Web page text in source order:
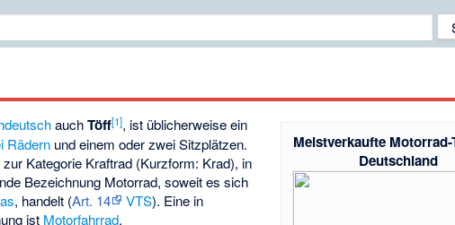
Meistverkaufte Motorrad-
Deutschland
auchTöff[1], ist üblicherweise ein
Rädern und einem oder zwei Sitzplätzen.
Kategorie Kraftrad (Kurzform: Krad), in
Bezeichnung Motorrad, soweit es sich
, handelt (Art. 14 VTS). Eine in
ist Motorfahrrad.